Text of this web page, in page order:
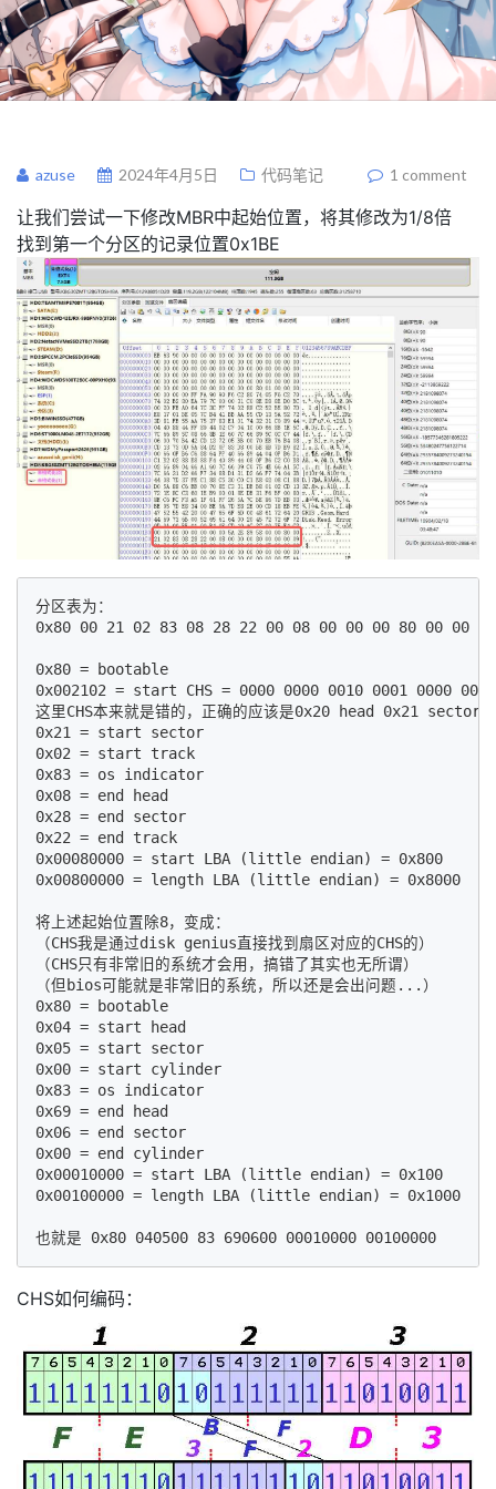
azuse 2024年4月5日 代码笔记 1 comment
让我们尝试一下修改MBR中起始位置，将其修改为1/8倍
找到第一个分区的记录位置0x1BE
分区表为：
0x80 00 21 02 83 08 28 22 00 08 00 00 00 80 00 00
0x80 = bootable
0x002102 = start CHS = 0000 0000 0010 0001 0000
这里CHS本来就是错的，正确的应该是0x20 head 0x21
0x21 = start sector
0x02 = start track
0x83 = os indicator
0x08 = end head
0x28 = end sector
0x22 = end track
0x00080000 = start LBA (little endian) = 0x800
0x00800000 = length LBA (little endian) = 0x8000
将上述起始位置除8，变成：
（CHS我是通过disk genius直接找到扇区对应的CHS的）
（CHS只有非常旧的系统才会用，搞错了其实也无所谓）
（但bios可能就是非常旧的系统，所以还是会出问题...）
0x80 = bootable
0x04 = start head
0x05 = start sector
0x00 = start cylinder
0x83 = os indicator
0x69 = end head
0x06 = end sector
0x00 = end cylinder
0x00010000 = start LBA (little endian) = 0x100
0x00100000 = length LBA (little endian) = 0x1000
CHS如何编码：